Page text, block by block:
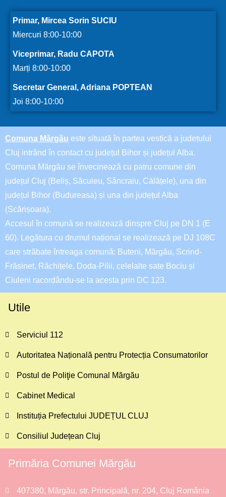
Primar, Mircea Sorin SUCIU
Miercuri 8:00-10:00
Viceprimar, Radu CAPOTA
Marți 8:00-10:00
Secretar General, Adriana POPTEAN
Joi 8:00-10:00
Comuna Mărgău este situată în partea vestică a județului
Cluj intrând în contact cu județul Bihor și județul Alba.
Comuna Mărgău se învecinează cu patru comune din
județul Cluj (Beliș, Săcuieu, Sâncraiu, Călățele), una din
județul Bihor (Budureasa) și una din județul Alba
(Scărișoara).
Accesul în comună se realizează dinspre Cluj pe DN 1 (E
60). Legătura cu drumul național se realizează pe DJ 108C
care străbate întreaga comună: Buteni, Mărgău, Scrind-
Frăsinet, Răchițele, Doda-Pilii, celelalte sate Bociu și
Ciuleni racordându-se la acesta prin DC 123.
Utile
Serviciul 112
Autoritatea Națională pentru Protecția Consumatorilor
Postul de Poliţie Comunal Mărgău
Cabinet Medical
Instituția Prefectului JUDEȚUL CLUJ
Consiliul Județean Cluj
Primăria Comunei Mărgău
407380, Mărgău, str. Principală, nr. 204, Cluj România